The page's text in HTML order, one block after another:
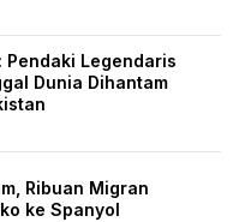
Pendaki Legendaris
Dunia Dihantam
Ribuan Migran
ke Spanyol